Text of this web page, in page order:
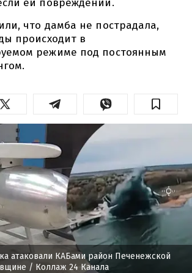
что дамба не пострадала,
происходит в
режиме под постоянным
атаковали КАБами район Печенежской
/ Коллаж 24 Канала